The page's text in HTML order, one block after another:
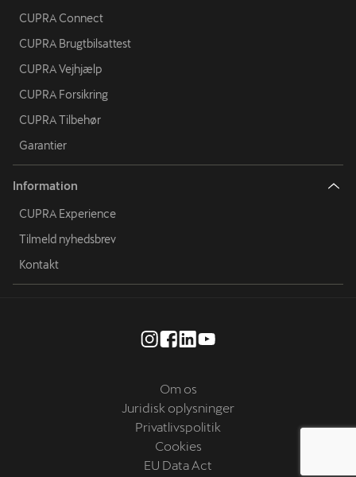
CUPRA Connect
CUPRA Brugtbilsattest
CUPRA Vejhjælp
CUPRA Forsikring
CUPRA Tilbehør
Garantier
Information
CUPRA Experience
Tilmeld nyhedsbrev
Kontakt
Om os
Juridisk oplysninger
Privatlivspolitik
Cookies
EU Data Act